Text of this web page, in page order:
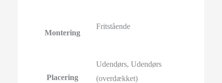
Montering
Fritstående
Placering
Udendørs, Udendørs
(overdækket)